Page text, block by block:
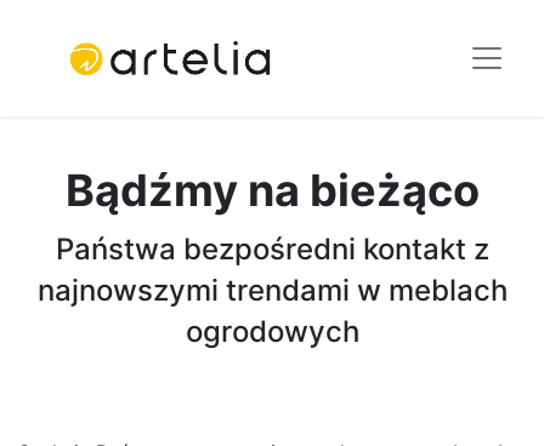
Bądźmy na bieżąco
Państwa bezpośredni kontakt z
najnowszymi trendami w meblach
ogrodowych